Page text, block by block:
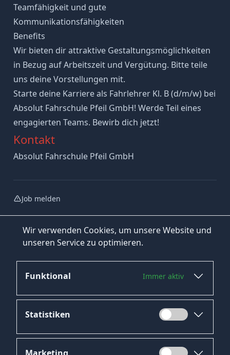
Wir verwenden Cookies, um unsere Website und
unseren Service zu optimieren.
Funktional Immer aktiv
Statistiken
Teamfähigkeit und gute
Kommunikationsfähigkeiten
Benefits
Wir bieten dir attraktive Gestaltungsmöglichkeiten
in Bezug auf Arbeitszeit und Vergütung. Bitte teile
uns deine Vorstellungen mit.
Starte deine Karriere als Fahrlehrer Kl. B (d/m/w) bei
Absolut Fahrschule Pfeil GmbH! Werde Teil eines
engagierten Teams. Bewirb dich jetzt!
Kontakt
Absolut Fahrschule Pfeil GmbH
Job melden
Jetzt bewerben